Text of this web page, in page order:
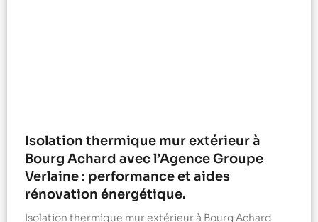
Isolation thermique mur extérieur à
Bourg Achard avec l’Agence Groupe
Verlaine : performance et aides
rénovation énergétique.
Isolation thermique mur extérieur à Bourg Achard